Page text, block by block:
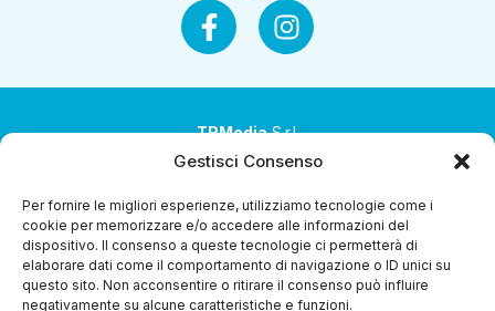
Gestisci Consenso
Per fornire le migliori esperienze, utilizziamo tecnologie come i
cookie per memorizzare e/o accedere alle informazioni del
dispositivo. Il consenso a queste tecnologie ci permetterà di
elaborare dati come il comportamento di navigazione o ID unici su
questo sito. Non acconsentire o ritirare il consenso può influire
negativamente su alcune caratteristiche e funzioni.
TRMediaS.r.l.
Società a socio unico
Società sottoposta ad attività di direzione e
coordinamento da parte di Coop Alleanza 3.0 Soc. Coop.
Sede legale: via Ragazzi del ’99 nr. 51 42124 Reggio Emilia
(RE)